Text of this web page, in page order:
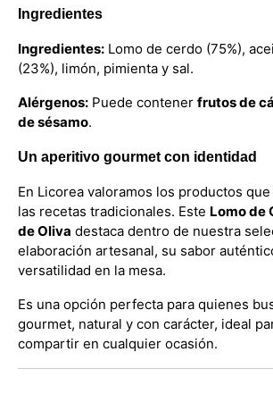
Ingredientes
Ingredientes: Lomo de cerdo (75%),
(23%), limón, pimienta y sal.
Alérgenos: Puede contener frutos de
de sésamo.
Un aperitivo gourmet con identidad
En Licorea valoramos los productos
las recetas tradicionales. Este Lomo de
de Oliva destaca dentro de nuestra
elaboración artesanal, su sabor
versatilidad en la mesa.
Es una opción perfecta para quienes
gourmet, natural y con carácter, ideal
compartir en cualquier ocasión.